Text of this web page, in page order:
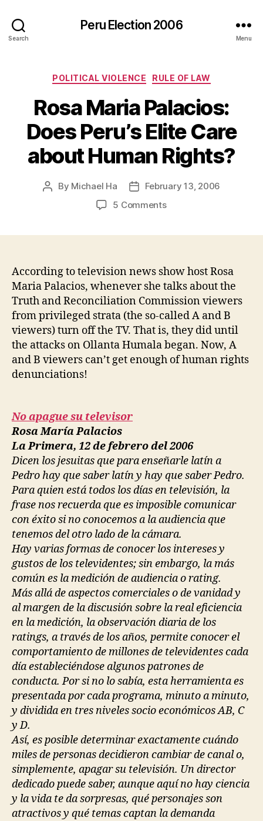
Search
Peru Election 2006
Menu
Categories
POLITICAL VIOLENCE RULE OF LAW
Rosa Maria Palacios:
Does Peru’s Elite Care
about Human Rights?
Post
By Michael Ha
PostFebruary 13, 2006
5 Commentson
Peru’s
Elite
Care
about
Human
Rights?
According to television news show host Rosa
Maria Palacios, whenever she talks about the
Truth and Reconciliation Commission viewers
from privileged strata (the so-called A and B
viewers) turn off the TV. That is, they did until
the attacks on Ollanta Humala began. Now, A
and B viewers can’t get enough of human rights
denunciations!
No apague su televisor
Rosa María Palacios
La Primera, 12 de febrero del 2006
Dicen los jesuitas que para enseñarle latín a
Pedro hay que saber latín y hay que saber Pedro.
Para quien está todos los días en televisión, la
frase nos recuerda que es imposible comunicar
con éxito si no conocemos a la audiencia que
tenemos del otro lado de la cámara.
Hay varias formas de conocer los intereses y
gustos de los televidentes; sin embargo, la más
común es la medición de audiencia o rating.
Más allá de aspectos comerciales o de vanidad y
al margen de la discusión sobre la real eficiencia
en la medición, la observación diaria de los
ratings, a través de los años, permite conocer el
comportamiento de millones de televidentes cada
día estableciéndose algunos patrones de
conducta. Por si no lo sabía, esta herramienta es
presentada por cada programa, minuto a minuto,
y dividida en tres niveles socio económicos AB, C
y D.
Así, es posible determinar exactamente cuándo
miles de personas decidieron cambiar de canal o,
simplemente, apagar su televisión. Un director
dedicado puede saber, aunque aquí no hay ciencia
y la vida te da sorpresas, qué personajes son
atractivos y qué temas captan la demanda